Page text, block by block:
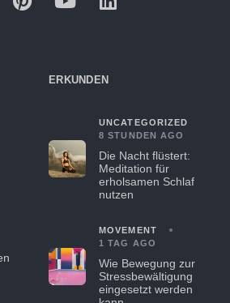
ERKUNDEN
UNCATEGORIZED
8 STUNDEN AGO
Die Nacht flüstert:
Meditation für
erholsamen Schlaf
nutzen
MOVEMENT
1 TAG AGO
Wie Bewegung zur
Stressbewältigung
eingesetzt werden